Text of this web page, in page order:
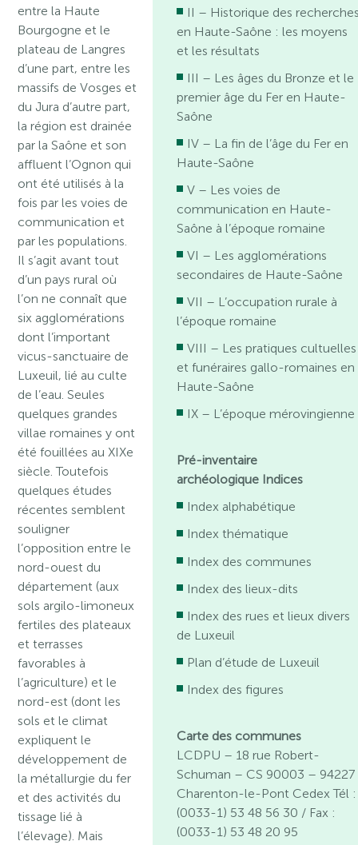
entre la Haute
Bourgogne et le
plateau de Langres
d’une part, entre les
massifs de Vosges et
du Jura d’autre part,
la région est drainée
par la Saône et son
affluent l’Ognon qui
ont été utilisés à la
fois par les voies de
communication et
par les populations.
Il s’agit avant tout
d’un pays rural où
l’on ne connaît que
six agglomérations
dont l’important
vicus-sanctuaire de
Luxeuil, lié au culte
de l’eau. Seules
quelques grandes
villae romaines y ont
été fouillées au XIXe
siècle. Toutefois
quelques études
récentes semblent
souligner
l’opposition entre le
nord-ouest du
département (aux
sols argilo-limoneux
fertiles des plateaux
et terrasses
favorables à
l’agriculture) et le
nord-est (dont les
sols et le climat
expliquent le
développement de
la métallurgie du fer
et des activités du
tissage lié à
l’élevage). Mais
II – Historique des
en Haute-Saône : les moyens
et les résultats
III – Les âges du Bronze et le
premier âge du Fer en Haute-
Saône
IV – La fin de l’âge du Fer en
Haute-Saône
V – Les voies de
communication en Haute-
Saône à l’époque romaine
VI – Les agglomérations
secondaires de Haute-Saône
VII – L’occupation rurale à
l’époque romaine
VIII – Les pratiques cultuelles
et funéraires gallo-romaines en
Haute-Saône
IX – L’époque mérovingienne
Pré-inventaire
archéologique Indices
Index alphabétique
Index thématique
Index des communes
Index des lieux-dits
Index des rues et lieux divers
de Luxeuil
Plan d’étude de Luxeuil
Index des figures
Carte des communes
LCDPU – 18 rue Robert-
Schuman – CS 90003 – 94227
Charenton-le-Pont Cedex Tél :
(0033-1) 53 48 56 30 / Fax :
(0033-1) 53 48 20 95